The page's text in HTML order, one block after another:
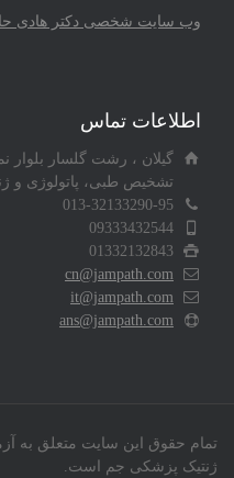
وب سایت شخصی دکتر هادی
اطلاعات تماس
گیلان ، رشت گلسار بلوار
تشخیص طبی، پاتولوژی و
013-32133290-95
09333432544
01332132843
cn@jampath.com
it@jampath.com
ans@jampath.com
تمام حقوق این سایت متعلق به
ژنتیک پزشکی جم است.